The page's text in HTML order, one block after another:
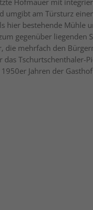
Hofmauer mit
umgibt am Türsturz
hier bestehende Mühle
gegenüber liegenden
die mehrfach den
das Tschurtschenthaler-
Jahren der